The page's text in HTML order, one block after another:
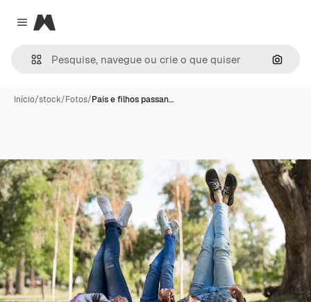
Close menu
Magnific
Início/stock/Fotos/Pais e filhos passan…